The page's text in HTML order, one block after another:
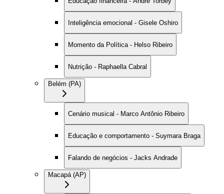
Inteligência emocional - Gisele Oshiro
Momento da Política - Helso Ribeiro
Nutrição - Raphaella Cabral
Belém (PA)
Cenário musical - Marco Antônio Ribeiro
Educação e comportamento - Suymara Braga
Falando de negócios - Jacks Andrade
Macapá (AP)